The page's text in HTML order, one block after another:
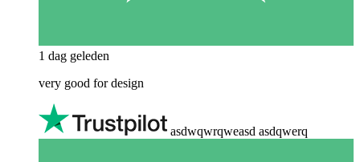
1 dag geleden
very good for design
asdwqwrqweasd asdqwerq